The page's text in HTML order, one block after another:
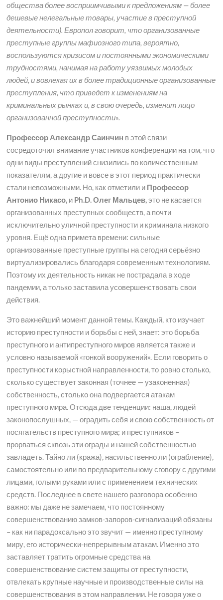
общества более восприимчивыми к предложениям — более
дешевые нелегальные товары, участие в преступной
деятельности). Европол говорит, что организованные
преступные группы мафиозного типа, вероятно,
воспользуются кризисом и постоянными экономическими
трудностями, нанимая на работу уязвимых молодых
людей, и вовлекая их в более традиционные организованные
преступления, что приведет к изменениям на
криминальных рынках и, в свою очередь, изменит лицо
организованной преступности».
Профессор Александр Саинчин в этой связи
сосредоточил внимание участников конференции на том, что
одни виды преступлений снизились по количественным
показателям, а другие и вовсе в этот период практически
стали невозможными. Но, как отметили и Профессор
Антонио Никасо, и Ph.D. Олег Мальцев,это не касается
организованных преступных сообществ, а почти
исключительно уличной преступности и криминала низкого
уровня. Ещё одна примета времени: сильные
организованные преступные группы на сегодня серьёзно
виртуализировались благодаря современным технологиям.
Поэтому их деятельность никак не пострадала в ходе
пандемии, а только заставила усовершенствовать свои
действия.
Это важнейший момент данной темы. Каждый, кто изучает
историю преступности и борьбы с ней, знает: это борьба
преступного и антипреступного миров является также и
условно называемой «гонкой вооружений». Если говорить о
преступности корыстной направленности, то ровно столько,
сколько существует законная (точнее — узаконенная)
собственность, столько она подвергается атакам
преступного мира. Отсюда две тенденции: наша, людей
законопослушных, — оградить себя и свою собственность от
посягательств преступного мира; и преступников –
прорваться сквозь эти ограды и нашей собственностью
завладеть. Тайно ли (кража), насильственно ли (ограбление),
самостоятельно или по предварительному сговору с другими
лицами, голыми руками или с применением технических
средств. Последнее в свете нашего разговора особенно
важно: мы даже не замечаем, что постоянному
совершенствованию замков-запоров-сигнализаций обязаны
– как ни парадоксально это звучит — именно преступному
миру, его исторически-непрерывным атакам. Именно это
заставляет тратить огромные средства на
совершенствование систем защиты от преступности,
отвлекать крупные научные и производственные силы на
совершенствования в этом направлении. Не говоря уже о